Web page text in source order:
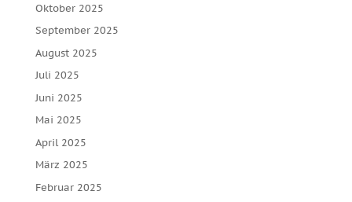
Oktober 2025
September 2025
August 2025
Juli 2025
Juni 2025
Mai 2025
April 2025
März 2025
Februar 2025